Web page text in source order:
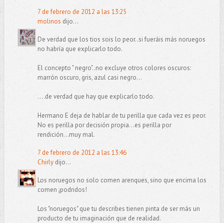
7 de febrero de 2012 a las 13:25
molinos dijo...
De verdad que los tios sois lo peor..si fueráis más noruegos
no habría que explicarlo todo.
El concepto " negro"..no excluye otros colores oscuros:
marrón oscuro, gris, azul casi negro...
....de verdad que hay que explicarlo todo.
Hermano E deja de hablar de tu perilla que cada vez es peor.
No es perilla por decisión propia...es perilla por
rendición...muy mal.
7 de febrero de 2012 a las 13:46
Chirlydijo...
Los noruegos no solo comen arenques, sino que encima los
comen ¡podridos!
Los "noruegos" que tu describes tienen pinta de ser más un
producto de tu imaginación que de realidad.